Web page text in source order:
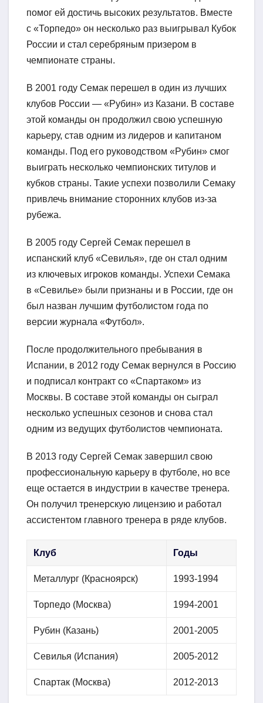
помог ей достичь высоких результатов. Вместе
с «Торпедо» он несколько раз выигрывал Кубок
России и стал серебряным призером в
чемпионате страны.
В 2001 году Семак перешел в один из лучших
клубов России — «Рубин» из Казани. В составе
этой команды он продолжил свою успешную
карьеру, став одним из лидеров и капитаном
команды. Под его руководством «Рубин» смог
выиграть несколько чемпионских титулов и
кубков страны. Такие успехи позволили Семаку
привлечь внимание сторонних клубов из-за
рубежа.
В 2005 году Сергей Семак перешел в
испанский клуб «Севилья», где он стал одним
из ключевых игроков команды. Успехи Семака
в «Севилье» были признаны и в России, где он
был назван лучшим футболистом года по
версии журнала «Футбол».
После продолжительного пребывания в
Испании, в 2012 году Семак вернулся в Россию
и подписал контракт со «Спартаком» из
Москвы. В составе этой команды он сыграл
несколько успешных сезонов и снова стал
одним из ведущих футболистов чемпионата.
В 2013 году Сергей Семак завершил свою
профессиональную карьеру в футболе, но все
еще остается в индустрии в качестве тренера.
Он получил тренерскую лицензию и работал
ассистентом главного тренера в ряде клубов.
Клуб Годы
Металлург (Красноярск) 1993-1994
Торпедо (Москва) 1994-2001
Рубин (Казань) 2001-2005
Севилья (Испания) 2005-2012
Спартак (Москва) 2012-2013